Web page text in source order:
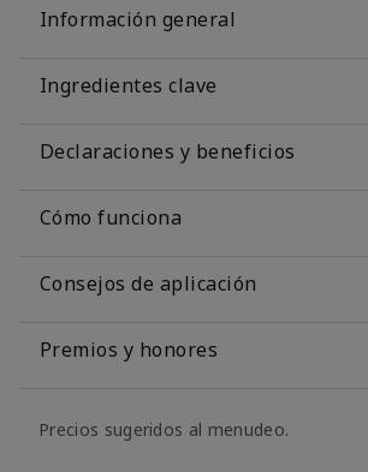
Información general
Ingredientes clave
Declaraciones y beneficios
Cómo funciona
Consejos de aplicación
Premios y honores
Precios sugeridos al menudeo.